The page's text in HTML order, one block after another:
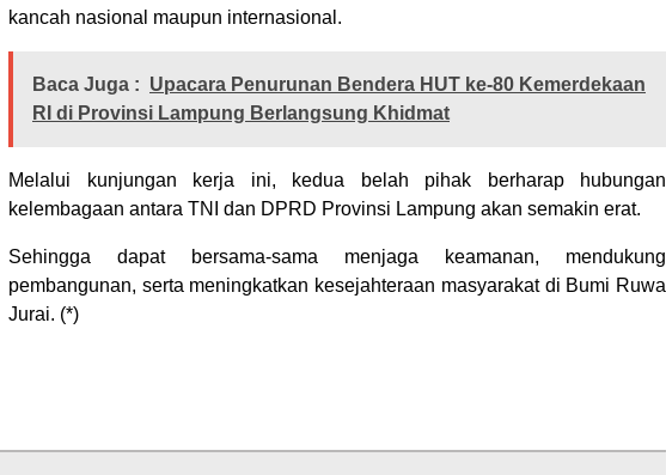
kancah nasional maupun internasional.
Baca Juga : Upacara Penurunan Bendera HUT ke-80 Kemerdekaan
RI di Provinsi Lampung Berlangsung Khidmat
Melalui kunjungan kerja ini, kedua belah pihak berharap hubungan
kelembagaan antara TNI dan DPRD Provinsi Lampung akan semakin erat.
Sehingga dapat bersama-sama menjaga keamanan, mendukung
pembangunan, serta meningkatkan kesejahteraan masyarakat di Bumi Ruwa
Jurai. (*)